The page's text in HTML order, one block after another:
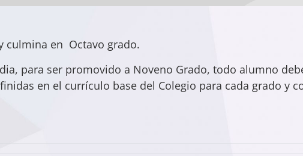
culmina en Octavo grado.
para ser promovido a Noveno Grado, todo alumno
en el currículo base del Colegio para cada grado y